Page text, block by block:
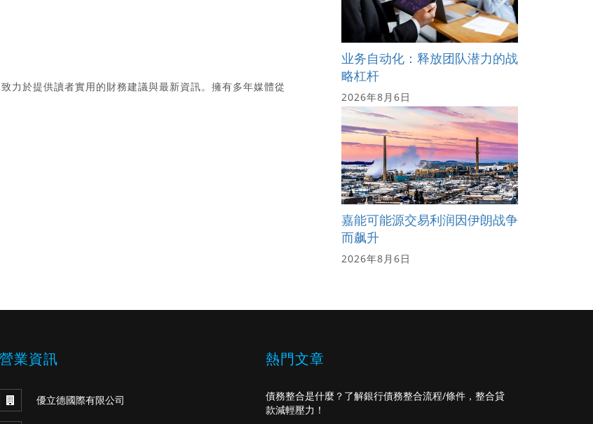
力於提供讀者實用的財務建議與最新資訊。擁有多年媒體從
业务自动化：释放团队潜力的战
略杠杆
2026年8月6日
嘉能可能源交易利润因伊朗战争
而飙升
2026年8月6日
營業資訊
優立德國際有限公司
熱門文章
債務整合是什麼？了解銀行債務整合流程/條件，整合貸
款減輕壓力！